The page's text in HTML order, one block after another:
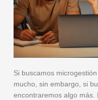
Si buscamos
mucho, sin embargo, si
encontraremos algo más.